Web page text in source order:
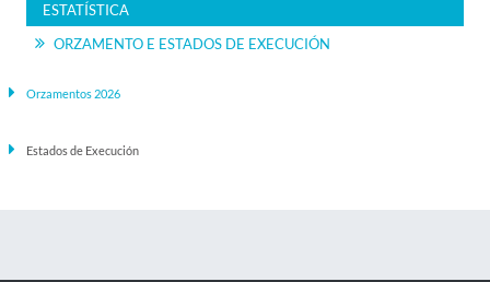
ESTATÍSTICA
ORZAMENTO E ESTADOS DE EXECUCIÓN
Orzamentos 2026
Estados de Execución